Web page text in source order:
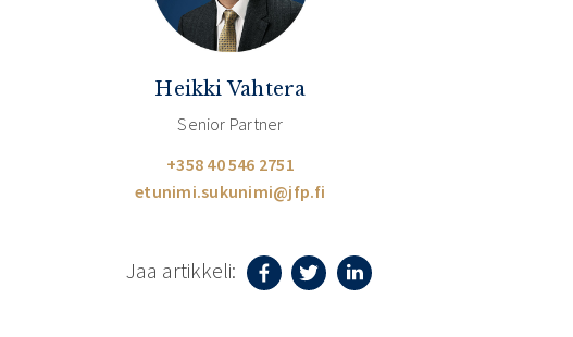
Heikki Vahtera
Senior Partner
+358 40 546 2751
etunimi.sukunimi@jfp.fi
Jaa artikkeli: